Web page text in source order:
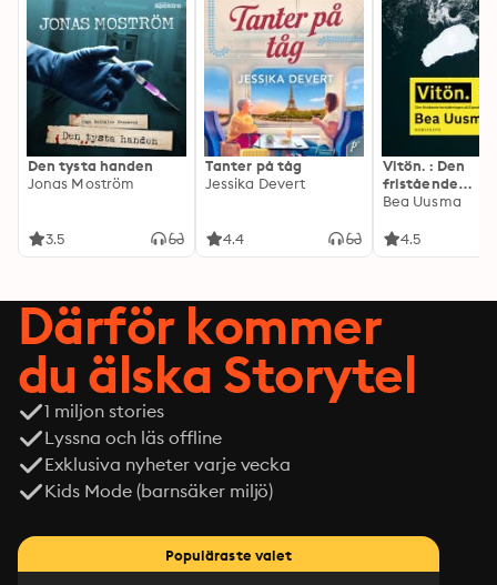
Den tysta handen
Jonas Moström
3.5
Tanter på tåg
Jessika Devert
4.4
Vitön. : Den
fristående
fortsättningen
Bea Uusma
4.5
Därför kommer
du älska Storytel
1 miljon stories
Lyssna och läs offline
Exklusiva nyheter varje vecka
Kids Mode (barnsäker miljö)
Populäraste valet